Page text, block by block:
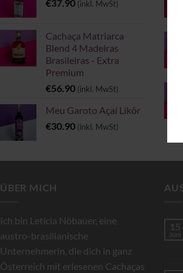
€37.90 (inkl. MwSt)
Cachaça Matriarca
Blend 4 Madeiras
Brasileiras - Extra
Premium
€56.90 (inkl. MwSt)
Meu Garoto Açaí Likör
€30.90 (inkl. MwSt)
ÜBER MICH
Ich bin Leticia Nöbauer, eine
austro-brasilianische
Unternehmerin, die dich in ganz
Österreich mit erlesenen Cachaças
15
Juni